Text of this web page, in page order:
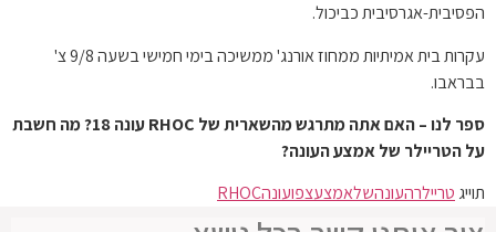
הפסיבית-אגרסיבית כביכול.
עקרות בית אמיתיות ממחוז אורנג' ממשיכה בימי חמישי בשעה 9/8 צ'
בבראבו.
ספר לנו – האם אתה מתרגש מהשארית של RHOC עונה 18? מה חשבת
על הטריילר של אמצע העונה?
תוייג טריילרהעונהשלאמצעצפועונהRHOC